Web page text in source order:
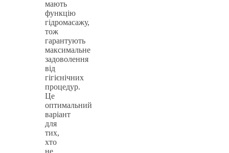
мають
функцію
гідромасажу,
тож
гарантують
максимальне
задоволення
від
гігієнічних
процедур.
Це
оптимальний
варіант
для
тих,
хто
не